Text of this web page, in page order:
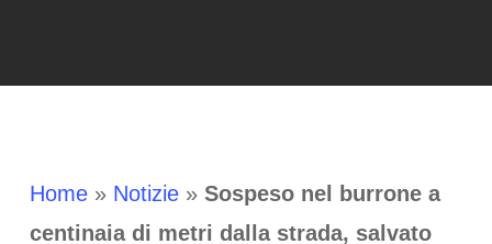
Home» Notizie» Sospeso nel burrone a
centinaia di metri dalla strada, salvato